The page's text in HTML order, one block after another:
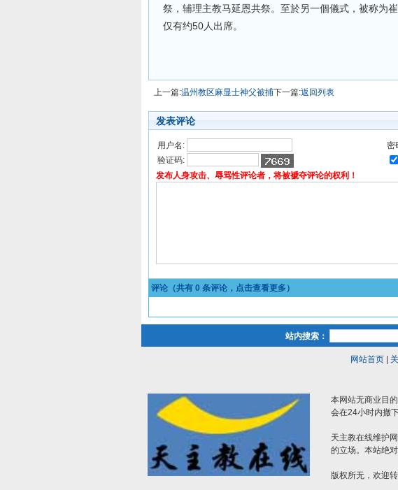
祭，辅理主教马延恩共祭。至於另一個儀式，被称为
仅有约50人出席。
上一篇:温州教区麻显士神父被捕下一篇:返回列表
发表评论
用户名:
密
验证码:
发布人身攻击、辱骂性评论者，将被褫夺评论的权利！
评论（共有 0 条评论，点击查看更多）
站内搜索：
网站首页|
本网站无商业目
会在24小时内撤下
天主教在线维护
的立场。本站绝
版权所无，欢迎